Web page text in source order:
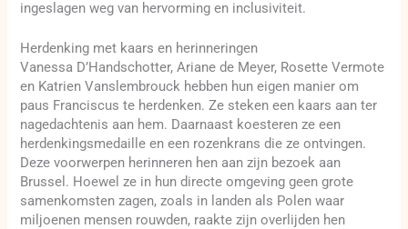
ingeslagen weg van hervorming en inclusiviteit.
Herdenking met kaars en herinneringen
Vanessa D’Handschotter, Ariane de Meyer, Rosette Vermote
en Katrien Vanslembrouck hebben hun eigen manier om
paus Franciscus te herdenken. Ze steken een kaars aan ter
nagedachtenis aan hem. Daarnaast koesteren ze een
herdenkingsmedaille en een rozenkrans die ze ontvingen.
Deze voorwerpen herinneren hen aan zijn bezoek aan
Brussel. Hoewel ze in hun directe omgeving geen grote
samenkomsten zagen, zoals in landen als Polen waar
miljoenen mensen rouwden, raakte zijn overlijden hen